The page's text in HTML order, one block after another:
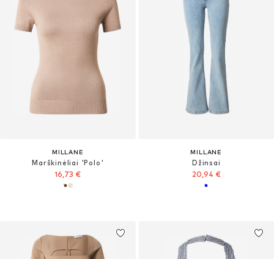
MILLANE
Marškinėliai 'Polo'
16,73 €
MILLANE
Džinsai
20,94 €